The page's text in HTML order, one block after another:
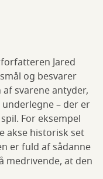
Jared
og besvarer
svarene antyder,
– der er
For eksempel
akse historisk set
er fuld af sådanne
medrivende, at den